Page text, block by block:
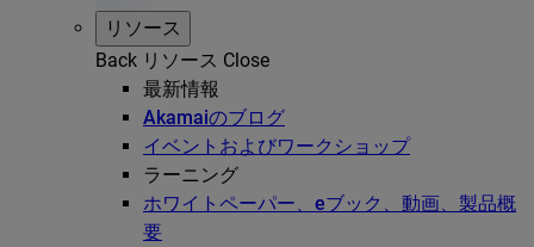
リソース
Back リソース Close
最新情報
Akamaiのブログ
イベントおよびワークショップ
ラーニング
ホワイトペーパー、eブック、動画、製品概
要